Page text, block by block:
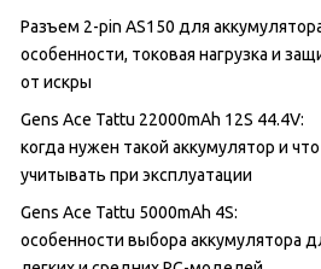
Разъем 2-pin AS150 для
особенности, токовая нагрузка и
от искры
Gens Ace Tattu 22000mAh 12S 44.4V:
когда нужен такой аккумулятор и что
учитывать при эксплуатации
Gens Ace Tattu 5000mAh 4S:
особенности выбора аккумулятора